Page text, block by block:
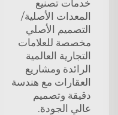
خدمات تصنيع
المعدات الأصلية/
التصميم الأصلي
مخصصة للعلامات
التجارية العالمية
الرائدة ومشاريع
العقارات مع هندسة
دقيقة وتصميم
عالي الجودة.